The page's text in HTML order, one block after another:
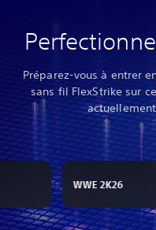
Préparez-vous à entrer
sans fil FlexStrike sur
WWE 2K26